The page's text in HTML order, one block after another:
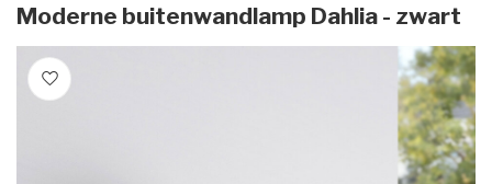
Moderne buitenwandlamp Dahlia - zwart